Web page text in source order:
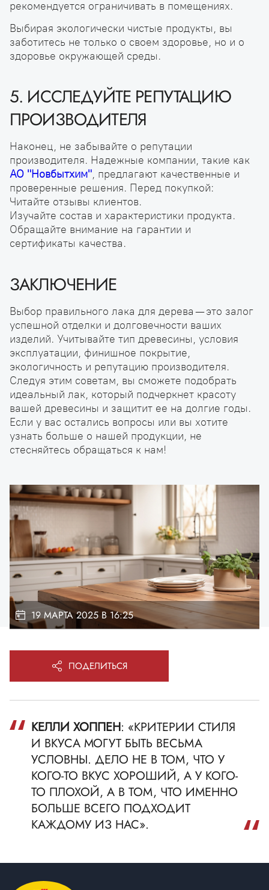
рекомендуется ограничивать в помещениях.
Выбирая экологически чистые продукты, вы
заботитесь не только о своем здоровье, но и о
здоровье окружающей среды.
5. ИССЛЕДУЙТЕ РЕПУТАЦИЮ
ПРОИЗВОДИТЕЛЯ
Наконец, не забывайте о репутации
производителя. Надежные компании, такие как
АО "Новбытхим", предлагают качественные и
проверенные решения. Перед покупкой:
Читайте отзывы клиентов.
Изучайте состав и характеристики продукта.
Обращайте внимание на гарантии и
сертификаты качества.
ЗАКЛЮЧЕНИЕ
Выбор правильного лака для дерева — это залог
успешной отделки и долговечности ваших
изделий. Учитывайте тип древесины, условия
эксплуатации, финишное покрытие,
экологичность и репутацию производителя.
Следуя этим советам, вы сможете подобрать
идеальный лак, который подчеркнет красоту
вашей древесины и защитит ее на долгие годы.
Если у вас остались вопросы или вы хотите
узнать больше о нашей продукции, не
стесняйтесь обращаться к нам!
19 МАРТА 2025 В 16:25
ПОДЕЛИТЬСЯ
КЕЛЛИ ХОППЕН: «КРИТЕРИИ СТИЛЯ
И ВКУСА МОГУТ БЫТЬ ВЕСЬМА
УСЛОВНЫ. ДЕЛО НЕ В ТОМ, ЧТО У
КОГО-ТО ВКУС ХОРОШИЙ, А У КОГО-
ТО ПЛОХОЙ, А В ТОМ, ЧТО ИМЕННО
БОЛЬШЕ ВСЕГО ПОДХОДИТ
КАЖДОМУ ИЗ НАС».